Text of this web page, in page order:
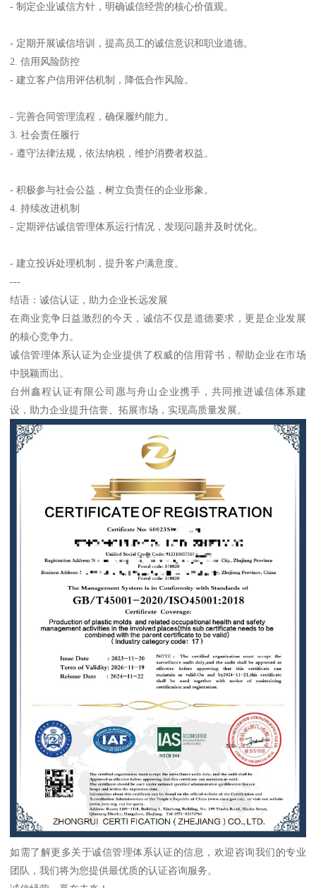
- 制定企业诚信方针，明确诚信经营的核心价值观。
- 定期开展诚信培训，提高员工的诚信意识和职业道德。
2. 信用风险防控
- 建立客户信用评估机制，降低合作风险。
- 完善合同管理流程，确保履约能力。
3. 社会责任履行
- 遵守法律法规，依法纳税，维护消费者权益。
- 积极参与社会公益，树立负责任的企业形象。
4. 持续改进机制
- 定期评估诚信管理体系运行情况，发现问题并及时优化。
- 建立投诉处理机制，提升客户满意度。
---
结语：诚信认证，助力企业长远发展
在商业竞争日益激烈的今天，诚信不仅是道德要求，更是企业发展
的核心竞争力。
诚信管理体系认证为企业提供了权威的信用背书，帮助企业在市场
中脱颖而出。
台州鑫程认证有限公司愿与舟山企业携手，共同推进诚信体系建
设，助力企业提升信誉、拓展市场，实现高质量发展。
如需了解更多关于诚信管理体系认证的信息，欢迎咨询我们的专业
团队，我们将为您提供最优质的认证咨询服务。